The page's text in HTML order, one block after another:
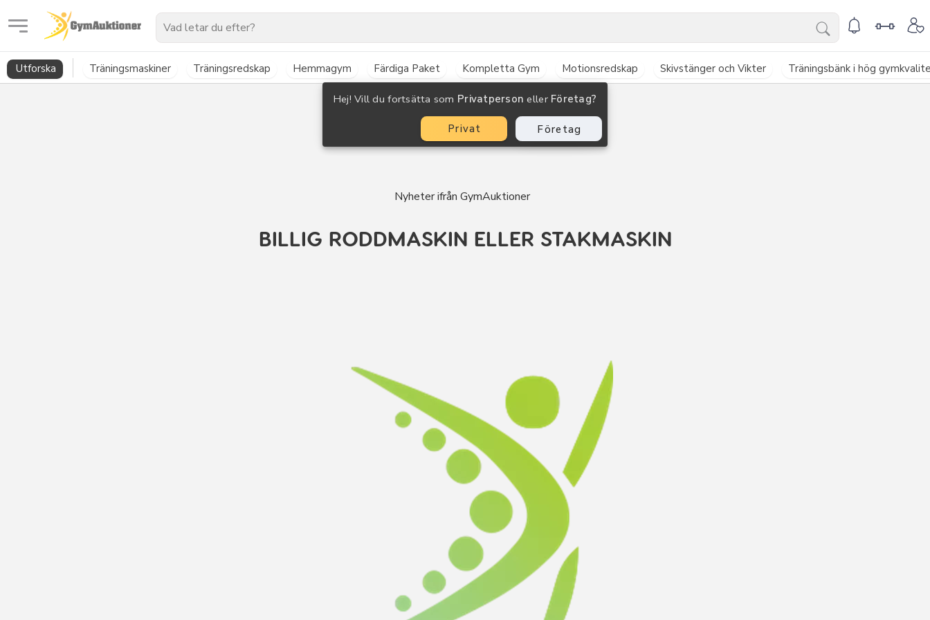
GymAuktioner
Hej! Vill du fortsätta som Privatperson eller Företag?
Privat Företag
Utforska Träningsmaskiner Träningsredskap Hemmagym Färdiga Paket Kompletta Gym Motionsredskap Skivstänger och Vikter Träningsbänk i hög
Nyheter ifrån GymAuktioner
BILLIG RODDMASKIN ELLER STAKMASKIN